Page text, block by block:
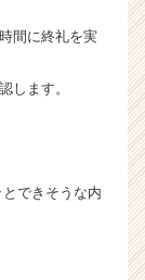
間に終礼を実
します。
できそうな内